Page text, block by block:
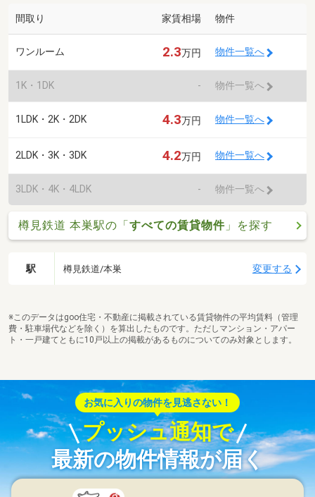
間取り 家賃相場 物件
ワンルーム 2.3万円 物件一覧へ
1K・1DK - 物件一覧へ
1LDK・2K・2DK 4.3万円 物件一覧へ
2LDK・3K・3DK 4.2万円 物件一覧へ
3LDK・4K・4LDK - 物件一覧へ
樽見鉄道 本巣駅の「すべての賃貸物件 」を探す
駅 樽見鉄道/本巣 変更する
※このデータはgoo住宅・不動産に掲載されている賃貸物件の平均賃料（管理
費・駐車場代などを除く）を算出したものです。ただしマンション・アパー
ト・一戸建てともに10戸以上の掲載があるものについてのみ対象とします。
お気に入りの物件を見逃さない！
プッシュ通知で
最新の物件情報が届く